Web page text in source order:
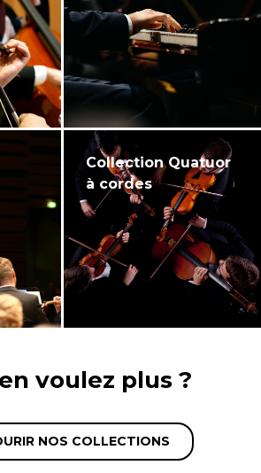
Collection Quatuor
à cordes
voulez plus ?
NOS COLLECTIONS